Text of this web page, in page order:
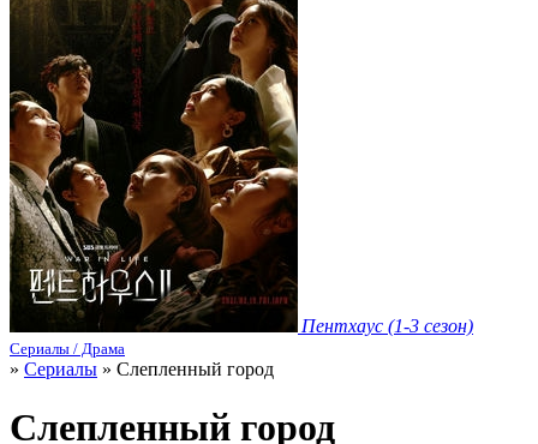
Пентхаус (1-3 сезон)
Сериалы / Драма
» Сериалы » Слепленный город
Слепленный город